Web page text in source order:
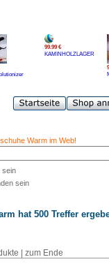
99.99 €
KAMINHOLZLAGER
Warm im Web!
sein
sein
hat 500 Treffer
zum Ende